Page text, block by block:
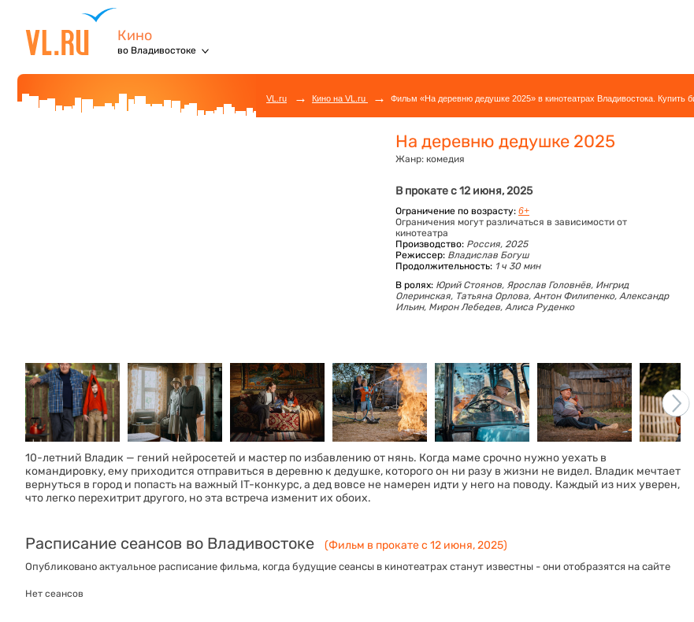
Кино
во Владивостоке
VL.ru → Кино на VL.ru → Фильм «На деревню дедушке 2025» в кинотеатрах Владивостока. Купить
На деревню дедушке 2025
Жанр: комедия
В прокате с 12 июня, 2025
Ограничение по возрасту: 6+
Ограничения могут различаться в зависимости от
кинотеатра
Производство: Россия, 2025
Режиссер: Владислав Богуш
Продолжительность: 1 ч 30 мин
В ролях: Юрий Стоянов, Ярослав Головнёв, Ингрид
Олеринская, Татьяна Орлова, Антон Филипенко, Александр
Ильин, Мирон Лебедев, Алиса Руденко
10-летний Владик — гений нейросетей и мастер по избавлению от нянь. Когда маме срочно нужно уехать в
командировку, ему приходится отправиться в деревню к дедушке, которого он ни разу в жизни не видел. Владик мечтает
вернуться в город и попасть на важный IT-конкурс, а дед вовсе не намерен идти у него на поводу. Каждый из них уверен,
что легко перехитрит другого, но эта встреча изменит их обоих.
Расписание сеансов во Владивостоке (Фильм в прокате с 12 июня, 2025)
Опубликовано актуальное расписание фильма, когда будущие сеансы в кинотеатрах станут известны - они отобразятся на сайте
Нет сеансов